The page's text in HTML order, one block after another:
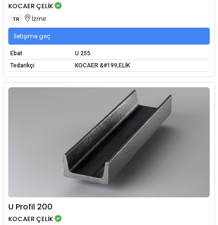
KOCAER ÇELİK
TR İzmir
İletişime geç
Ebat
U 255
Tedarikçi
KOCAER &#199;ELİK
U Profil 200
KOCAER ÇELİK